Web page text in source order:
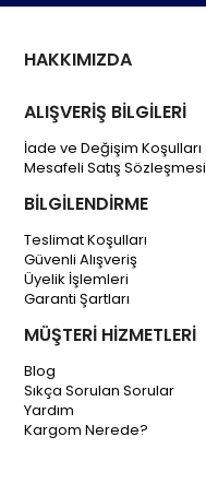
HAKKIMIZDA
ALIŞVERİŞ BİLGİLERİ
İade ve Değişim Koşulları
Mesafeli Satış Sözleşmesi
BİLGİLENDİRME
Teslimat Koşulları
Güvenli Alışveriş
Üyelik İşlemleri
Garanti Şartları
MÜŞTERİ HİZMETLERİ
Blog
Sıkça Sorulan Sorular
Yardım
Kargom Nerede?